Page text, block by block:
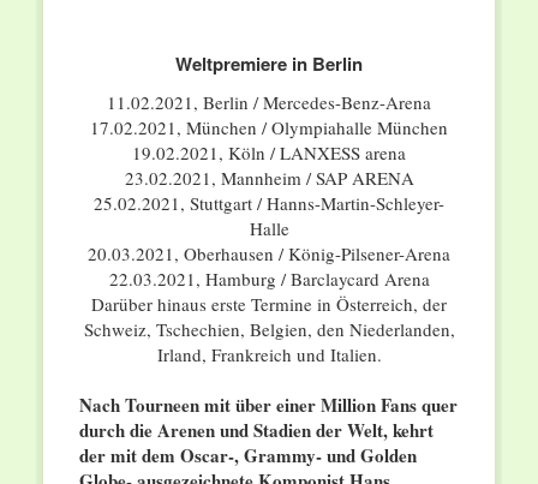
Weltpremiere in Berlin
11.02.2021, Berlin / Mercedes-Benz-Arena
17.02.2021, München / Olympiahalle München
19.02.2021, Köln / LANXESS arena
23.02.2021, Mannheim / SAP ARENA
25.02.2021, Stuttgart / Hanns-Martin-Schleyer-
Halle
20.03.2021, Oberhausen / König-Pilsener-Arena
22.03.2021, Hamburg / Barclaycard Arena
Darüber hinaus erste Termine in Österreich, der
Schweiz, Tschechien, Belgien, den Niederlanden,
Irland, Frankreich und Italien.
Nach Tourneen mit über einer Million Fans quer
durch die Arenen und Stadien der Welt, kehrt
der mit dem Oscar-, Grammy- und Golden